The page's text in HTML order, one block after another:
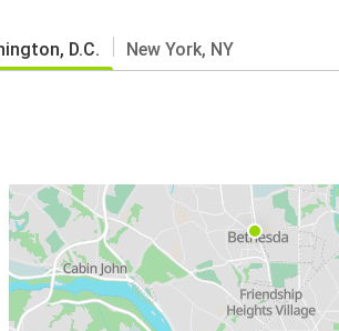
D.C. New York, NY